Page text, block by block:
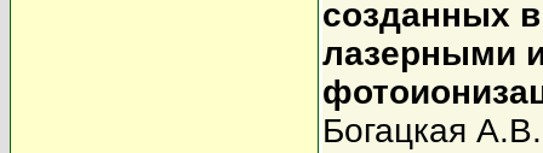
созданных
лазерными
Богацкая А.В.